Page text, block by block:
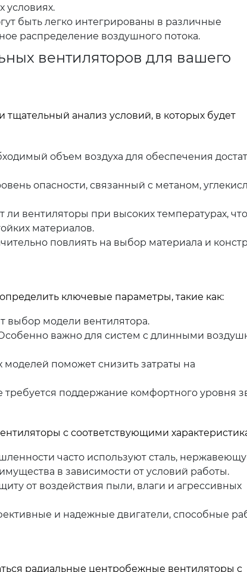
условиях.
быть легко интегрированы в различные
распределение воздушного потока.
вентиляторов для вашего
анализ условий, в которых будет
объем воздуха для обеспечения
опасности, связанный с метаном,
ли вентиляторы при высоких температурах, что
материалов.
повлиять на выбор материала и
ключевые параметры, такие как:
выбор модели вентилятора.
важно для систем с длинными
поможет снизить затраты на
требуется поддержание комфортного уровня
с соответствующими
часто используют сталь,
в зависимости от условий работы.
от воздействия пыли, влаги и агрессивных
и надежные двигатели, способные
радиальные центробежные вентиляторы с